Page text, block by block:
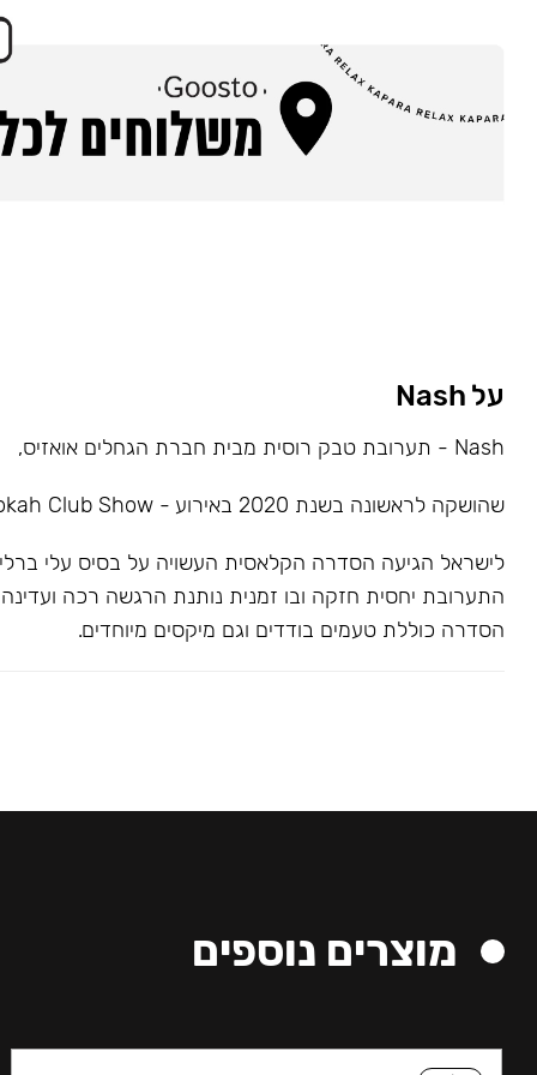
על Nash
Nash - תערובת טבק רוסית מבית חברת הגחלים אואזיס,
שהושקה לראשונה בשנת 2020 באירוע - Hookah Club Show.
לישראל הגיעה הסדרה הקלאסית העשויה על בסיס עלי
התערובת יחסית חזקה ובו זמנית נותנת הרגשה רכה ועדינה
הסדרה כוללת טעמים בודדים וגם מיקסים מיוחדים.
מוצרים נוספים